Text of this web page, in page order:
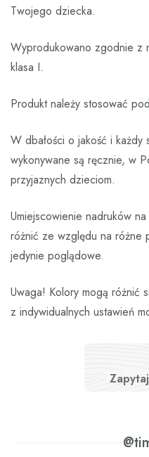
Twojego dziecka.
Wyprodukowano zgodnie z
klasa I.
Produkt należy stosować
W dbałości o jakość i każdy
wykonywane są ręcznie, w
przyjaznych dzieciom.
Umiejscowienie nadruków
różnić ze względu na różne
jedynie poglądowe.
Uwaga! Kolory mogą różnić
z indywidualnych ustawień